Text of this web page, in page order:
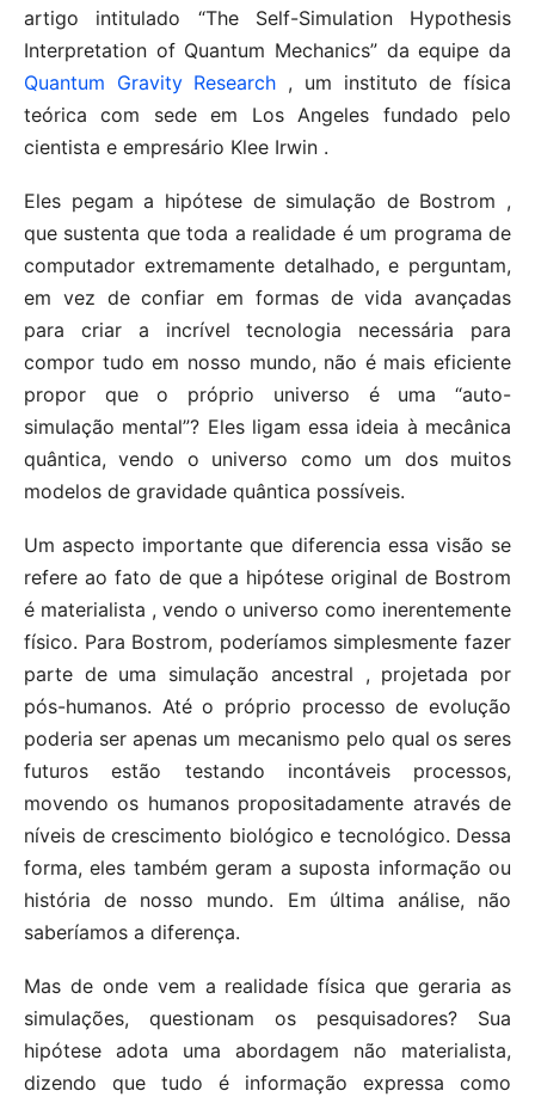
artigo intitulado “The Self-Simulation Hypothesis
Interpretation of Quantum Mechanics” da equipe da
Quantum Gravity Research , um instituto de física
teórica com sede em Los Angeles fundado pelo
cientista e empresário Klee Irwin .
Eles pegam a hipótese de simulação de Bostrom ,
que sustenta que toda a realidade é um programa de
computador extremamente detalhado, e perguntam,
em vez de confiar em formas de vida avançadas
para criar a incrível tecnologia necessária para
compor tudo em nosso mundo, não é mais eficiente
propor que o próprio universo é uma “auto-
simulação mental”? Eles ligam essa ideia à mecânica
quântica, vendo o universo como um dos muitos
modelos de gravidade quântica possíveis.
Um aspecto importante que diferencia essa visão se
refere ao fato de que a hipótese original de Bostrom
é materialista , vendo o universo como inerentemente
físico. Para Bostrom, poderíamos simplesmente fazer
parte de uma simulação ancestral , projetada por
pós-humanos. Até o próprio processo de evolução
poderia ser apenas um mecanismo pelo qual os seres
futuros estão testando incontáveis ​​processos,
movendo os humanos propositadamente através de
níveis de crescimento biológico e tecnológico. Dessa
forma, eles também geram a suposta informação ou
história de nosso mundo. Em última análise, não
saberíamos a diferença.
Mas de onde vem a realidade física que geraria as
simulações, questionam os pesquisadores? Sua
hipótese adota uma abordagem não materialista,
dizendo que tudo é informação expressa como